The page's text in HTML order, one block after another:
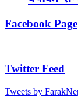
Facebook Page
Twitter Feed
Tweets by